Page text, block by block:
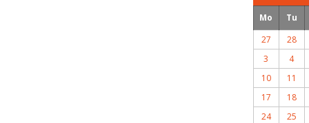
Mo Tu
27
28
3
4
10
11
17
18
24
25